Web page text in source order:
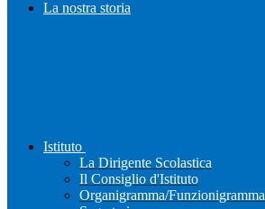
La nostra storia
Istituto
La Dirigente Scolastica
Il Consiglio d'Istituto
Organigramma/Funzionigramma